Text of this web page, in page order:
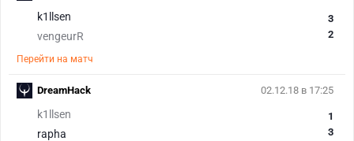
k1llsen
vengeurR
3
2
Перейти на матч
02.12.18 в 17:25
k1llsen
rapha
1
3
DreamHack